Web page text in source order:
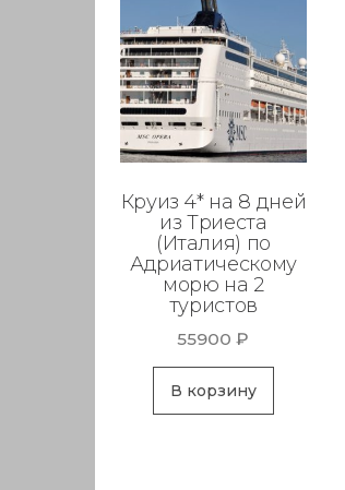
Круиз 4* на 8 дней
из Триеста
(Италия) по
Адриатическому
морю на 2
туристов
55900₽
В корзину